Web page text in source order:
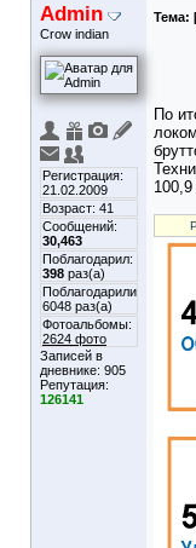
Admin
Crow indian
Регистрация:
21.02.2009
Возраст: 41
Сообщений:
30,463
Поблагодарил:
398 раз(а)
Поблагодарили
6048 раз(а)
Фотоальбомы:
2624 фото
Записей в
дневнике: 905
Репутация:
126141
Тема:
По